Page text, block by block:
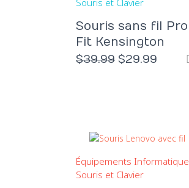
Souris sans fil Pro
Fit Kensington
$39.99 Le
$29.99
Équipements Informatique
Souris et Clavier